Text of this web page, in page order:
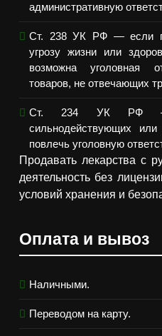
административную
Ст. 238 УК РФ — если
угрозу жизни или
возможна уголовная
товаров, не отвечающих
Ст. 234 УК РФ —
сильнодействующих
повлечь уголовную
Продавать лекарства с
деятельность без
условий хранения и
Оплата и вывоз
Наличными.
Переводом на карту.